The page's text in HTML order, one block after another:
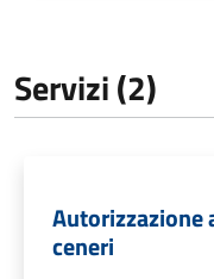
Servizi (2)
Autorizzazione
ceneri